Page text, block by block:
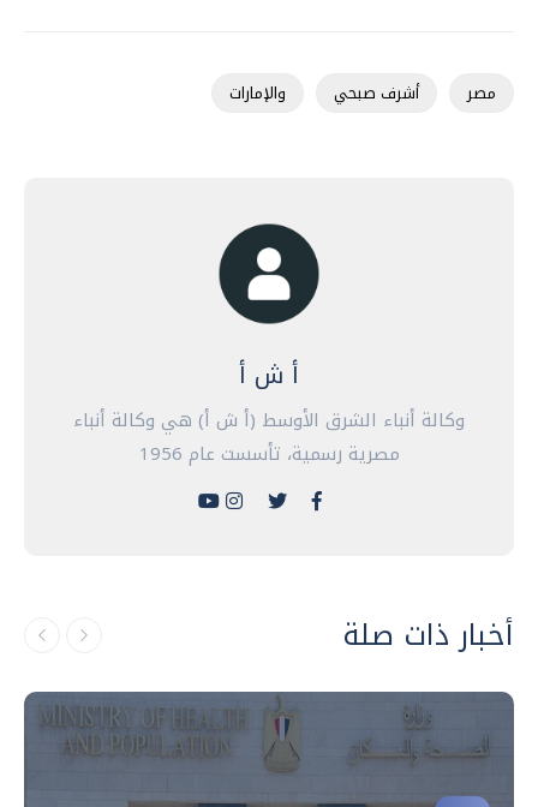
مصر أشرف صبحي والإمارات
أ ش أ
وكالة أنباء الشرق الأوسط (أ ش أ) هي وكالة أنباء
مصرية رسمية، تأسست عام 1956
أخبار ذات صلة